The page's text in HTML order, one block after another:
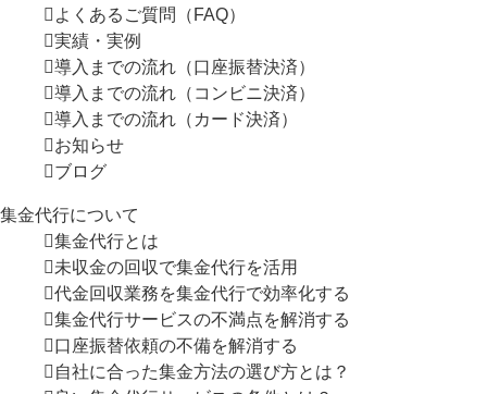
よくあるご質問（FAQ）
実績・実例
導入までの流れ（口座振替決済）
導入までの流れ（コンビニ決済）
導入までの流れ（カード決済）
お知らせ
ブログ
集金代行について
集金代行とは
未収金の回収で集金代行を活用
代金回収業務を集金代行で効率化する
集金代行サービスの不満点を解消する
口座振替依頼の不備を解消する
自社に合った集金方法の選び方とは？